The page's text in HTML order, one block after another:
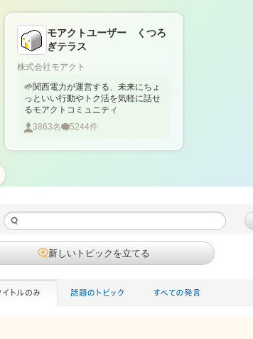
モアクトユーザー くつろ
ぎテラス
株式会社モアクト
🌱関西電力が運営する、未来にちょ
っといい行動やトク活を気軽に話せ
るモアクトコミュニティ
3863名 5244件
新しいトピックを立てる